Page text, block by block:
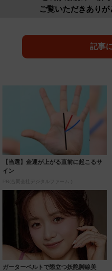
ご覧いただきありが
記事
【当選】金運が上がる直前に起こるサ
イン
PR(合同会社デジタルファーム )
ガーターベルトで際立つ妖艶脚線美